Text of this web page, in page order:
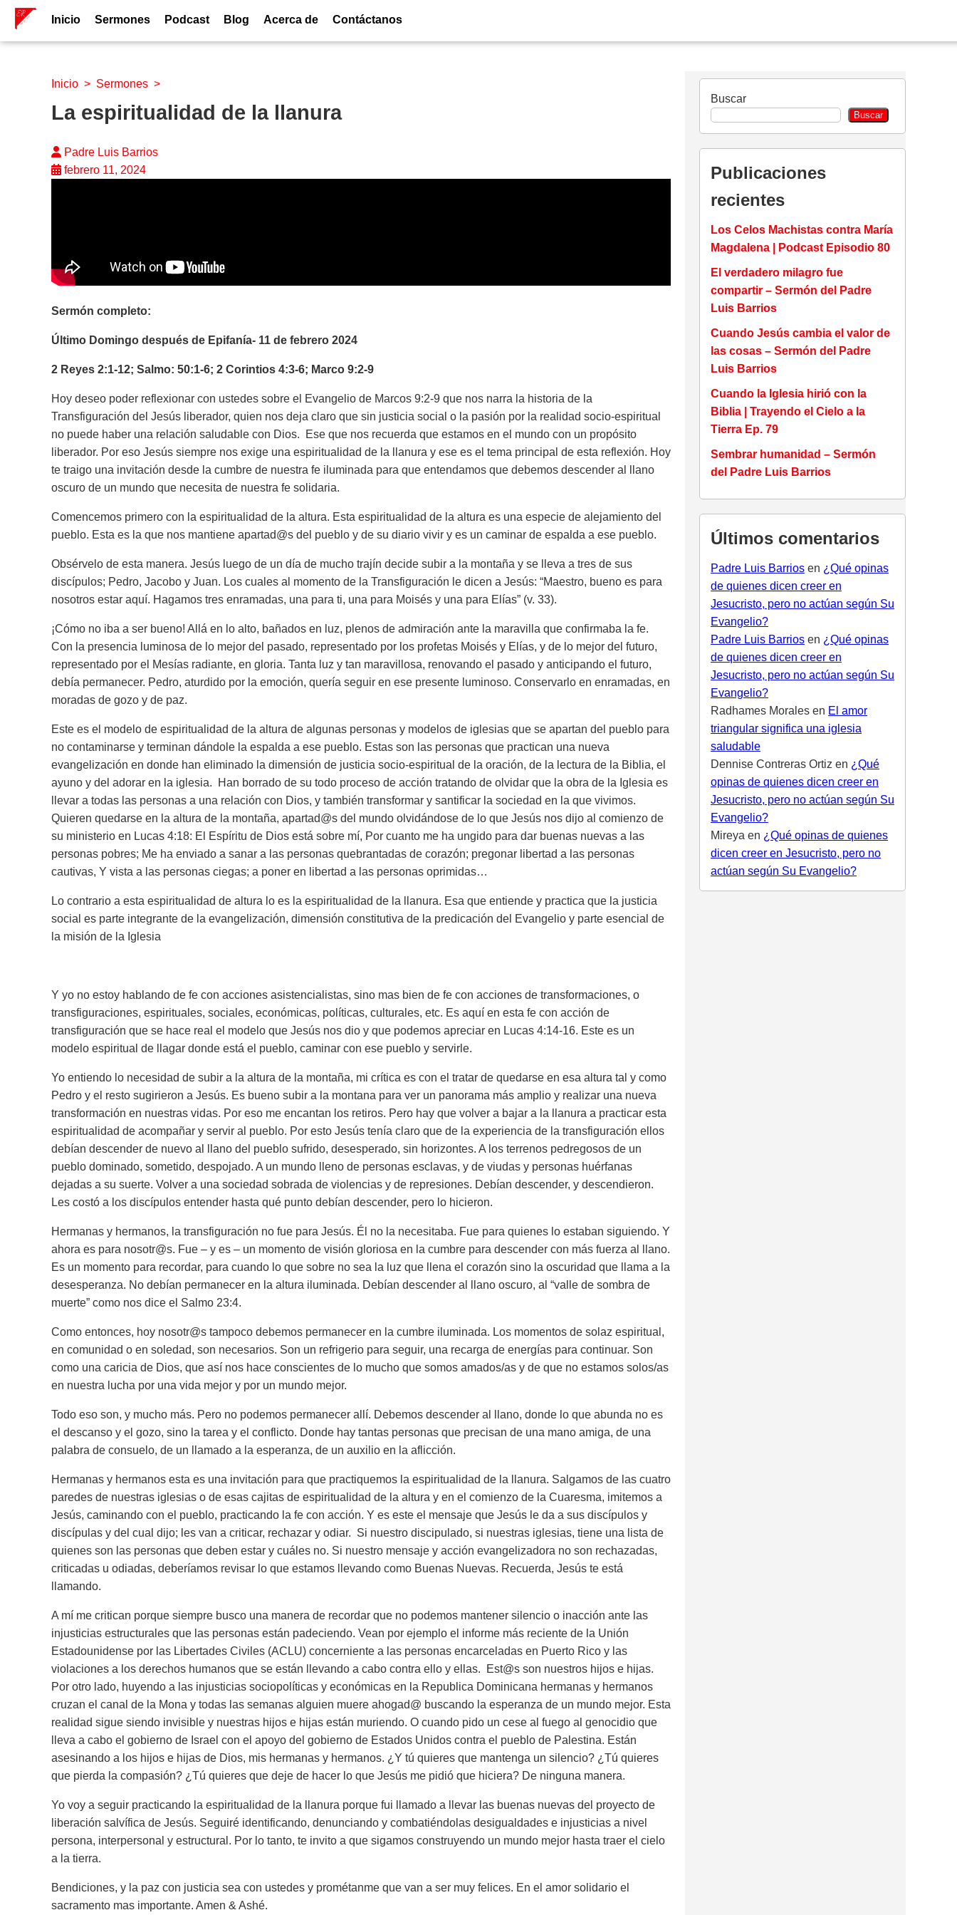
Inicio Sermones Podcast Blog Acerca de Contáctanos
Inicio > Sermones >
La espiritualidad de la llanura
Padre Luis Barrios
febrero 11, 2024
Sermón completo:
Último Domingo después de Epifanía- 11 de febrero 2024
2 Reyes 2:1-12; Salmo: 50:1-6; 2 Corintios 4:3-6; Marco 9:2-9
Hoy deseo poder reflexionar con ustedes sobre el Evangelio de Marcos 9:2-9 que nos narra la historia de la
Transfiguración del Jesús liberador, quien nos deja claro que sin justicia social o la pasión por la realidad socio-espiritual
no puede haber una relación saludable con Dios. Ese que nos recuerda que estamos en el mundo con un propósito
liberador. Por eso Jesús siempre nos exige una espiritualidad de la llanura y ese es el tema principal de esta reflexión. Hoy
te traigo una invitación desde la cumbre de nuestra fe iluminada para que entendamos que debemos descender al llano
oscuro de un mundo que necesita de nuestra fe solidaria.
Comencemos primero con la espiritualidad de la altura. Esta espiritualidad de la altura es una especie de alejamiento del
pueblo. Esta es la que nos mantiene apartad@s del pueblo y de su diario vivir y es un caminar de espalda a ese pueblo.
Obsérvelo de esta manera. Jesús luego de un día de mucho trajín decide subir a la montaña y se lleva a tres de sus
discípulos; Pedro, Jacobo y Juan. Los cuales al momento de la Transfiguración le dicen a Jesús: “Maestro, bueno es para
nosotros estar aquí. Hagamos tres enramadas, una para ti, una para Moisés y una para Elías” (v. 33).
¡Cómo no iba a ser bueno! Allá en lo alto, bañados en luz, plenos de admiración ante la maravilla que confirmaba la fe.
Con la presencia luminosa de lo mejor del pasado, representado por los profetas Moisés y Elías, y de lo mejor del futuro,
representado por el Mesías radiante, en gloria. Tanta luz y tan maravillosa, renovando el pasado y anticipando el futuro,
debía permanecer. Pedro, aturdido por la emoción, quería seguir en ese presente luminoso. Conservarlo en enramadas, en
moradas de gozo y de paz.
Este es el modelo de espiritualidad de la altura de algunas personas y modelos de iglesias que se apartan del pueblo para
no contaminarse y terminan dándole la espalda a ese pueblo. Estas son las personas que practican una nueva
evangelización en donde han eliminado la dimensión de justicia socio-espiritual de la oración, de la lectura de la Biblia, el
ayuno y del adorar en la iglesia. Han borrado de su todo proceso de acción tratando de olvidar que la obra de la Iglesia es
llevar a todas las personas a una relación con Dios, y también transformar y santificar la sociedad en la que vivimos.
Quieren quedarse en la altura de la montaña, apartad@s del mundo olvidándose de lo que Jesús nos dijo al comienzo de
su ministerio en Lucas 4:18: El Espíritu de Dios está sobre mí, Por cuanto me ha ungido para dar buenas nuevas a las
personas pobres; Me ha enviado a sanar a las personas quebrantadas de corazón; pregonar libertad a las personas
cautivas, Y vista a las personas ciegas; a poner en libertad a las personas oprimidas…
Lo contrario a esta espiritualidad de altura lo es la espiritualidad de la llanura. Esa que entiende y practica que la justicia
social es parte integrante de la evangelización, dimensión constitutiva de la predicación del Evangelio y parte esencial de
la misión de la Iglesia
Y yo no estoy hablando de fe con acciones asistencialistas, sino mas bien de fe con acciones de transformaciones, o
transfiguraciones, espirituales, sociales, económicas, políticas, culturales, etc. Es aquí en esta fe con acción de
transfiguración que se hace real el modelo que Jesús nos dio y que podemos apreciar en Lucas 4:14-16. Este es un
modelo espiritual de llagar donde está el pueblo, caminar con ese pueblo y servirle.
Yo entiendo lo necesidad de subir a la altura de la montaña, mi crítica es con el tratar de quedarse en esa altura tal y como
Pedro y el resto sugirieron a Jesús. Es bueno subir a la montana para ver un panorama más amplio y realizar una nueva
transformación en nuestras vidas. Por eso me encantan los retiros. Pero hay que volver a bajar a la llanura a practicar esta
espiritualidad de acompañar y servir al pueblo. Por esto Jesús tenía claro que de la experiencia de la transfiguración ellos
debían descender de nuevo al llano del pueblo sufrido, desesperado, sin horizontes. A los terrenos pedregosos de un
pueblo dominado, sometido, despojado. A un mundo lleno de personas esclavas, y de viudas y personas huérfanas
dejadas a su suerte. Volver a una sociedad sobrada de violencias y de represiones. Debían descender, y descendieron.
Les costó a los discípulos entender hasta qué punto debían descender, pero lo hicieron.
Hermanas y hermanos, la transfiguración no fue para Jesús. Él no la necesitaba. Fue para quienes lo estaban siguiendo. Y
ahora es para nosotr@s. Fue – y es – un momento de visión gloriosa en la cumbre para descender con más fuerza al llano.
Es un momento para recordar, para cuando lo que sobre no sea la luz que llena el corazón sino la oscuridad que llama a la
desesperanza. No debían permanecer en la altura iluminada. Debían descender al llano oscuro, al “valle de sombra de
muerte” como nos dice el Salmo 23:4.
Como entonces, hoy nosotr@s tampoco debemos permanecer en la cumbre iluminada. Los momentos de solaz espiritual,
en comunidad o en soledad, son necesarios. Son un refrigerio para seguir, una recarga de energías para continuar. Son
como una caricia de Dios, que así nos hace conscientes de lo mucho que somos amados/as y de que no estamos solos/as
en nuestra lucha por una vida mejor y por un mundo mejor.
Todo eso son, y mucho más. Pero no podemos permanecer allí. Debemos descender al llano, donde lo que abunda no es
el descanso y el gozo, sino la tarea y el conflicto. Donde hay tantas personas que precisan de una mano amiga, de una
palabra de consuelo, de un llamado a la esperanza, de un auxilio en la aflicción.
Hermanas y hermanos esta es una invitación para que practiquemos la espiritualidad de la llanura. Salgamos de las cuatro
paredes de nuestras iglesias o de esas cajitas de espiritualidad de la altura y en el comienzo de la Cuaresma, imitemos a
Jesús, caminando con el pueblo, practicando la fe con acción. Y es este el mensaje que Jesús le da a sus discípulos y
discípulas y del cual dijo; les van a criticar, rechazar y odiar. Si nuestro discipulado, si nuestras iglesias, tiene una lista de
quienes son las personas que deben estar y cuáles no. Si nuestro mensaje y acción evangelizadora no son rechazadas,
criticadas u odiadas, deberíamos revisar lo que estamos llevando como Buenas Nuevas. Recuerda, Jesús te está
llamando.
A mí me critican porque siempre busco una manera de recordar que no podemos mantener silencio o inacción ante las
injusticias estructurales que las personas están padeciendo. Vean por ejemplo el informe más reciente de la Unión
Estadounidense por las Libertades Civiles (ACLU) concerniente a las personas encarceladas en Puerto Rico y las
violaciones a los derechos humanos que se están llevando a cabo contra ello y ellas. Est@s son nuestros hijos e hijas.
Por otro lado, huyendo a las injusticias sociopolíticas y económicas en la Republica Dominicana hermanas y hermanos
cruzan el canal de la Mona y todas las semanas alguien muere ahogad@ buscando la esperanza de un mundo mejor. Esta
realidad sigue siendo invisible y nuestras hijos e hijas están muriendo. O cuando pido un cese al fuego al genocidio que
lleva a cabo el gobierno de Israel con el apoyo del gobierno de Estados Unidos contra el pueblo de Palestina. Están
asesinando a los hijos e hijas de Dios, mis hermanas y hermanos. ¿Y tú quieres que mantenga un silencio? ¿Tú quieres
que pierda la compasión? ¿Tú quieres que deje de hacer lo que Jesús me pidió que hiciera? De ninguna manera.
Yo voy a seguir practicando la espiritualidad de la llanura porque fui llamado a llevar las buenas nuevas del proyecto de
liberación salvífica de Jesús. Seguiré identificando, denunciando y combatiéndolas desigualdades e injusticias a nivel
persona, interpersonal y estructural. Por lo tanto, te invito a que sigamos construyendo un mundo mejor hasta traer el cielo
a la tierra.
Bendiciones, y la paz con justicia sea con ustedes y prométanme que van a ser muy felices. En el amor solidario el
sacramento mas importante. Amen & Ashé.
Buscar
Buscar
Publicaciones
recientes
Los Celos Machistas contra María
Magdalena | Podcast Episodio 80
El verdadero milagro fue
compartir – Sermón del Padre
Luis Barrios
Cuando Jesús cambia el valor de
las cosas – Sermón del Padre
Luis Barrios
Cuando la Iglesia hirió con la
Biblia | Trayendo el Cielo a la
Tierra Ep. 79
Sembrar humanidad – Sermón
del Padre Luis Barrios
Últimos comentarios
Padre Luis Barrios en ¿Qué opinas
de quienes dicen creer en
Jesucristo, pero no actúan según Su
Evangelio?
Padre Luis Barrios en ¿Qué opinas
de quienes dicen creer en
Jesucristo, pero no actúan según Su
Evangelio?
Radhames Morales en El amor
triangular significa una iglesia
saludable
Dennise Contreras Ortiz en ¿Qué
opinas de quienes dicen creer en
Jesucristo, pero no actúan según Su
Evangelio?
Mireya en ¿Qué opinas de quienes
dicen creer en Jesucristo, pero no
actúan según Su Evangelio?